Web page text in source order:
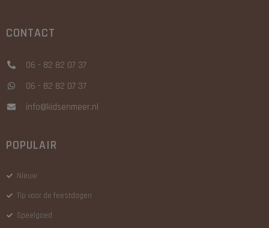
CONTACT
06 - 82 82 07 37
06 - 82 82 07 37
info@kidsenmeer.nl
POPULAIR
Nieuw
Tip voor de feestdagen
Speelgoed